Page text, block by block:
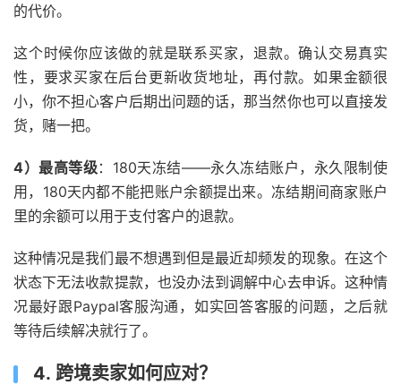
的代价。
这个时候你应该做的就是联系买家，退款。确认交易真实
性，要求买家在后台更新收货地址，再付款。如果金额很
小，你不担心客户后期出问题的话，那当然你也可以直接发
货，赌一把。
4）最高等级：180天冻结——永久冻结账户，永久限制使
用，180天内都不能把账户余额提出来。冻结期间商家账户
里的余额可以用于支付客户的退款。
这种情况是我们最不想遇到但是最近却频发的现象。在这个
状态下无法收款提款，也没办法到调解中心去申诉。这种情
况最好跟Paypal客服沟通，如实回答客服的问题，之后就
等待后续解决就行了。
4. 跨境卖家如何应对？